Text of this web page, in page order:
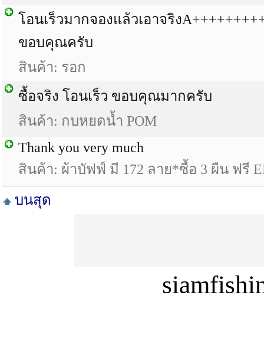
โอนเร็วมากจองแล้วเอาจริง
ขอบคุณครับ
สินค้า: รอก
ซื้อจริง โอนเร็ว ขอบคุณมากครับ
สินค้า: กบหยดน้ำ POM
Thank you very much
สินค้า: ผ้าบัฟฟ์ มี 172 ลาย*ซื้อ 3 ผืน ฟรี
บนสุด